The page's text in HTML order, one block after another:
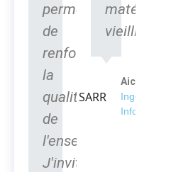
permettra
de
renforcer
la
qualité
de
l'enseignement.
J'invite
matériels
vieillissants.
Aicha SARR
Ingénieur en
Informatique